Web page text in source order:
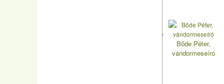
Bőde Péter,
vándormeseíró